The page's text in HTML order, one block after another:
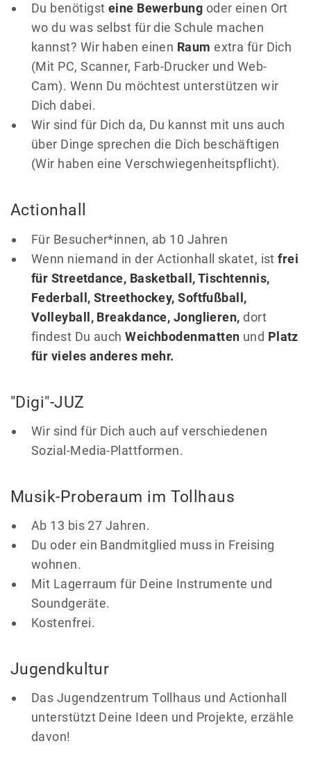
Du benötigst eine Bewerbung oder einen Ort
wo du was selbst für die Schule machen
kannst? Wir haben einen Raumextra für Dich
(Mit PC, Scanner, Farb-Drucker und Web-
Cam). Wenn Du möchtest unterstützen wir
Dich dabei.
Wir sind für Dich da, Du kannst mit uns auch
über Dinge sprechen die Dich beschäftigen
(Wir haben eine Verschwiegenheitspflicht).
Actionhall
Für Besucher*innen, ab 10 Jahren
Wenn niemand in der Actionhall skatet, istfrei
für Streetdance, Basketball, Tischtennis,
Federball, Streethockey, Softfußball,
Volleyball, Breakdance, Jonglieren,dort
findest Du auchWeichbodenmatten und Platz
für vieles anderes mehr.
"Digi"-JUZ
Wir sind für Dich auch auf verschiedenen
Sozial-Media-Plattformen.
Musik-Proberaum im Tollhaus
Ab 13 bis 27 Jahren.
Du oder ein Bandmitglied muss in Freising
wohnen.
Mit Lagerraum für Deine Instrumente und
Soundgeräte.
Kostenfrei.
Jugendkultur
Das Jugendzentrum Tollhaus und Actionhall
unterstützt Deine Ideen und Projekte, erzähle
davon!